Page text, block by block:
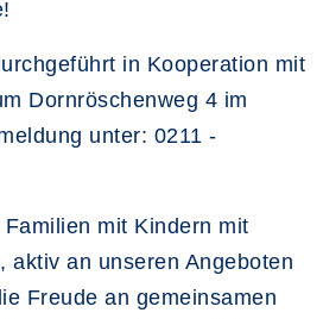
in Kooperation mit
Dornröschenweg 4 im
unter: 0211 -
mit Kindern mit
aktiv an unseren Angeboten
Freude an gemeinsamen